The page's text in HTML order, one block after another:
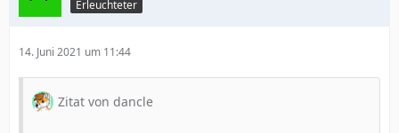
Erleuchteter
14. Juni 2021 um 11:44
Zitat von dancle